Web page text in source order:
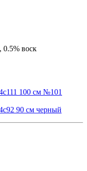
0.5% воск
100 см №101
90 см черный